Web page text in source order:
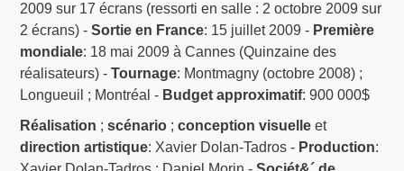
2009 sur 17 écrans (ressorti en salle : 2 octobre 2009 sur
2 écrans) -Sortie en France: 15 juillet 2009 - Première
mondiale: 18 mai 2009 à Cannes (Quinzaine des
réalisateurs) -Tournage: Montmagny (octobre 2008) ;
Longueuil ; Montréal - Budget approximatif: 900 000$
Réalisation ;scénario ;conception visuelle et
direction artistique: Xavier Dolan-Tadros - Production: